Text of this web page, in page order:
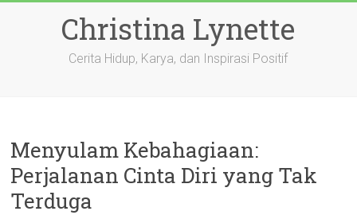
Christina Lynette
Cerita Hidup, Karya, dan Inspirasi Positif
Menyulam Kebahagiaan:
Perjalanan Cinta Diri yang Tak
Terduga